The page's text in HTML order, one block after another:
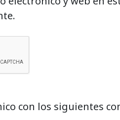
con los siguientes